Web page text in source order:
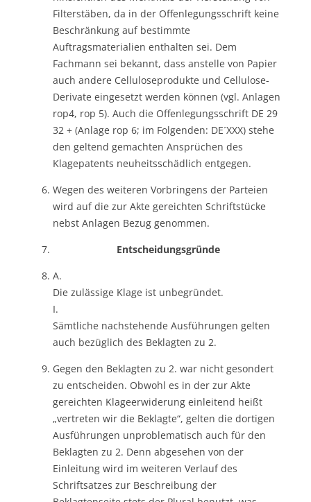
Filterstäben, da in der Offenlegungsschrift keine
Beschränkung auf bestimmte
Auftragsmaterialien enthalten sei. Dem
Fachmann sei bekannt, dass anstelle von Papier
auch andere Celluloseprodukte und Cellulose-
Derivate eingesetzt werden können (vgl. Anlagen
rop4, rop 5). Auch die Offenlegungsschrift DE 29
32 + (Anlage rop 6; im Folgenden: DE´XXX) stehe
den geltend gemachten Ansprüchen des
Klagepatents neuheitsschädlich entgegen.
Wegen des weiteren Vorbringens der Parteien
wird auf die zur Akte gereichten Schriftstücke
nebst Anlagen Bezug genommen.
Entscheidungsgründe
A.
Die zulässige Klage ist unbegründet.
I.
Sämtliche nachstehende Ausführungen gelten
auch bezüglich des Beklagten zu 2.
Gegen den Beklagten zu 2. war nicht gesondert
zu entscheiden. Obwohl es in der zur Akte
gereichten Klageerwiderung einleitend heißt
„vertreten wir die Beklagte“, gelten die dortigen
Ausführungen unproblematisch auch für den
Beklagten zu 2. Denn abgesehen von der
Einleitung wird im weiteren Verlauf des
Schriftsatzes zur Beschreibung der